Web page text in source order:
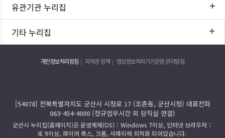
유관기관 누리집
기타 누리집
개인정보처리방침 저작권 정책 영상정보처리기기운영·관리방침
[54078] 전북특별자치도 군산시 시청로 17 (조촌동, 군산시청) 대표전화
063-454-4000 (정규업무시간 외 당직실 연결)
군산시 누리집(홈페이지)은 운영체제(OS)：Windows 7이상, 인터넷 브라우저：
IE 9이상, 파이어 폭스, 크롬, 사파리에 최적화 되어있습니다.